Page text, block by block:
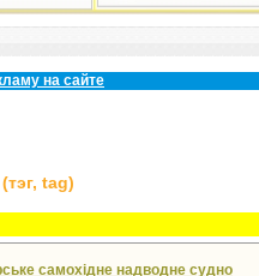
флаг
на сайте
tag)
самохідне надводне судно